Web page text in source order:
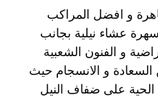
و افضل المراكب
سهرة عشاء نيلية بجانب
و الفنون الشعبية
و الانسجام حيث
الحية على ضفاف النيل